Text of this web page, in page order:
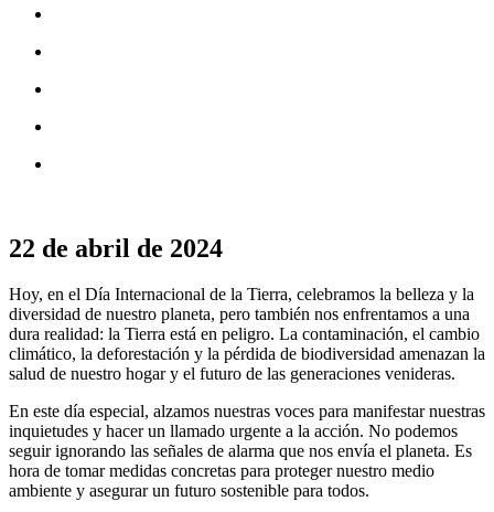
22 de abril de 2024
Hoy, en el Día Internacional de la Tierra, celebramos la belleza y la
diversidad de nuestro planeta, pero también nos enfrentamos a una
dura realidad: la Tierra está en peligro. La contaminación, el cambio
climático, la deforestación y la pérdida de biodiversidad amenazan la
salud de nuestro hogar y el futuro de las generaciones venideras.
En este día especial, alzamos nuestras voces para manifestar nuestras
inquietudes y hacer un llamado urgente a la acción. No podemos
seguir ignorando las señales de alarma que nos envía el planeta. Es
hora de tomar medidas concretas para proteger nuestro medio
ambiente y asegurar un futuro sostenible para todos.